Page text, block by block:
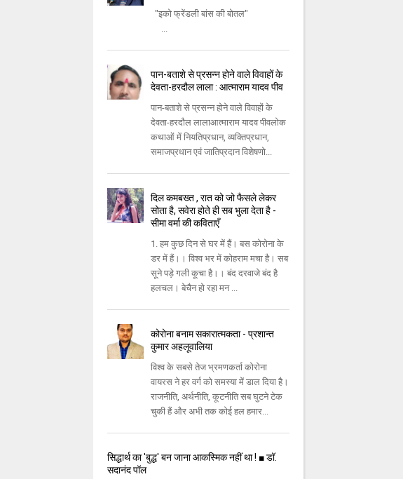
"इको फ्रेंडली बांस की बोतल"
‌ ...
पान-बताशे से प्रसन्न होने वाले विवाहों के
देवता-हरदौल लाला : आत्माराम यादव पीव
पान-बताशे से प्रसन्न होने वाले विवाहों के
देवता-हरदौल लालाआत्माराम यादव पीवलोक
कथाओं में नियतिप्रधान, व्यक्तिप्रधान,
समाजप्रधान एवं जातिप्रदान विशेषणो...
दिल कमबख्त , रात को जो फैसले लेकर
सोता है, सवेरा होते ही सब भुला देता है -
सीमा वर्मा की कविताएँ
1. हम कुछ दिन से घर में हैं। बस कोरोना के
डर में हैं।। विश्व भर में कोहराम मचा है। सब
सूने पड़े गली कूचा है।। बंद दरवाजे बंद है
हलचल। बेचैन हो रहा मन ...
कोरोना बनाम सकारात्मकता - प्रशान्त
कुमार अहलूवालिया
विश्व के सबसे तेज भ्रमणकर्ता कोरोना
वायरस ने हर वर्ग को समस्या में डाल दिया है।
राजनीति, अर्थनीति, कूटनीति सब घुटने टेक
चुकी हैं और अभी तक कोई हल हमार...
सिद्धार्थ का 'बुद्ध' बन जाना आकस्मिक नहीं था ! ■ डॉ.
सदानंद पॉल